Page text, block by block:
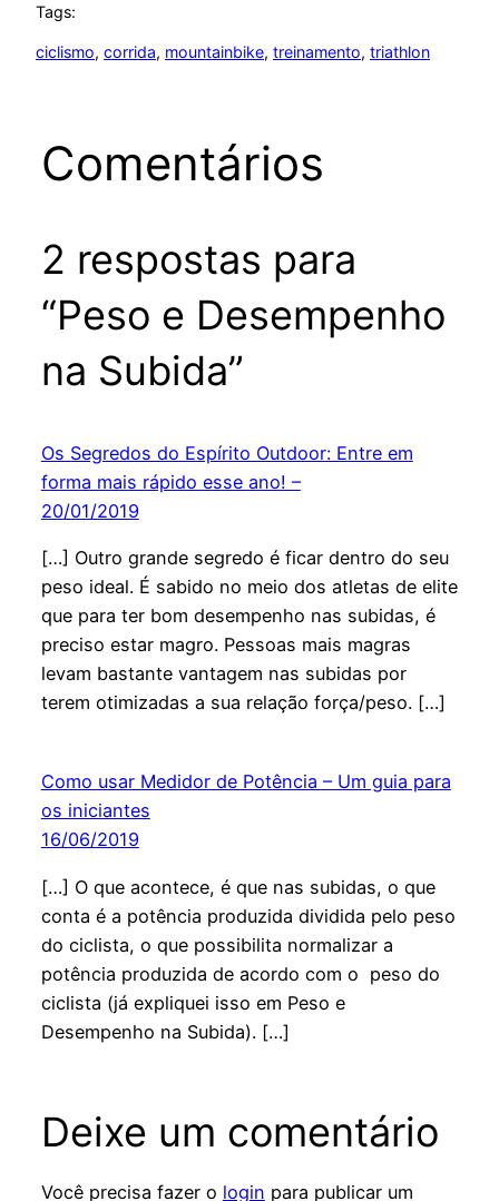
Tags:
ciclismo, corrida, mountainbike, treinamento, triathlon
Comentários
2 respostas para
“Peso e Desempenho
na Subida”
Os Segredos do Espírito Outdoor: Entre em
forma mais rápido esse ano! –
20/01/2019
[…] Outro grande segredo é ficar dentro do seu
peso ideal. É sabido no meio dos atletas de elite
que para ter bom desempenho nas subidas, é
preciso estar magro. Pessoas mais magras
levam bastante vantagem nas subidas por
terem otimizadas a sua relação força/peso. […]
Como usar Medidor de Potência – Um guia para
os iniciantes
16/06/2019
[…] O que acontece, é que nas subidas, o que
conta é a potência produzida dividida pelo peso
do ciclista, o que possibilita normalizar a
potência produzida de acordo com o peso do
ciclista (já expliquei isso em Peso e
Desempenho na Subida). […]
Deixe um comentário
Você precisa fazer o login para publicar um